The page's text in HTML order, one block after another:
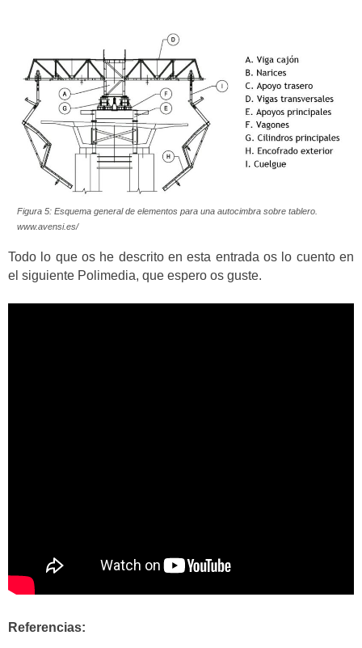
Figura 5: Esquema general de elementos para una autocimbra sobre tablero.
www.avensi.es/
Todo lo que os he descrito en esta entrada os lo cuento en
el siguiente Polimedia, que espero os guste.
Referencias: